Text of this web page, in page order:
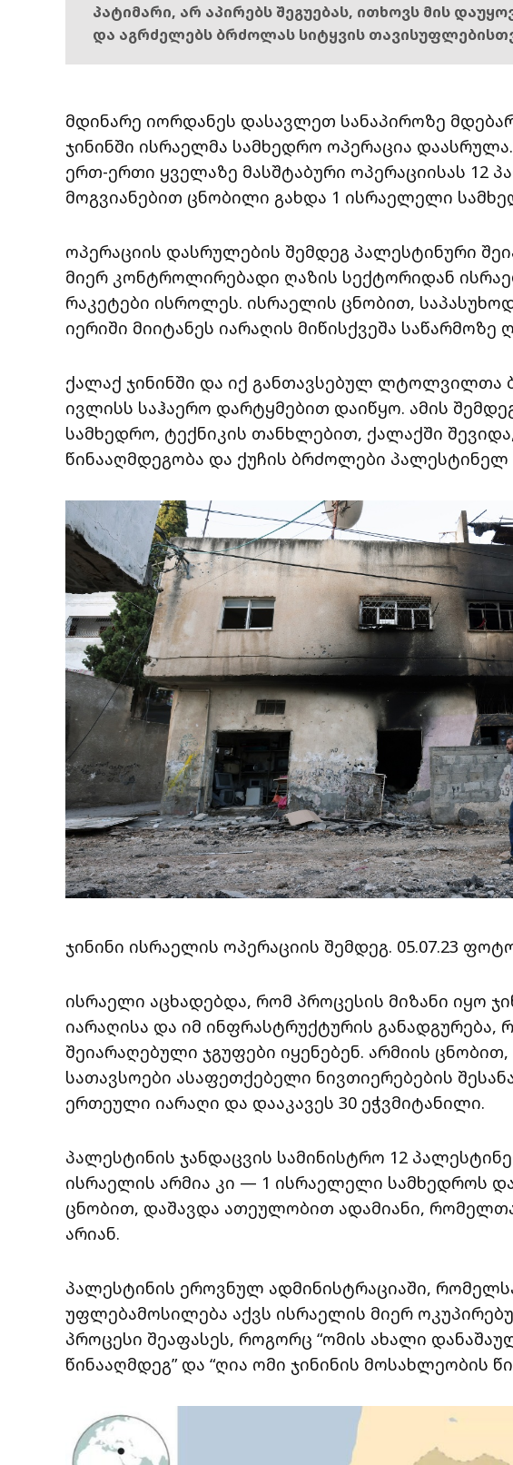
პატიმარი, არ აპირებს შეგუებას, ითხოვს მის
და აგრძელებს ბრძოლას სიტყვის
მდინარე იორდანეს დასავლეთ სანაპიროზე
ჯინინში ისრაელმა სამხედრო ოპერაცია
ერთ-ერთი ყველაზე მასშტაბური ოპერაციისას 12
მოგვიანებით ცნობილი გახდა 1 ისრაელელი
ოპერაციის დასრულების შემდეგ პალესტინური
მიერ კონტროლირებადი ღაზის სექტორიდან
რაკეტები ისროლეს. ისრაელის ცნობით,
იერიში მიიტანეს იარაღის მიწისქვეშა საწარმოზე
ქალაქ ჯინინში და იქ განთავსებულ ლტოლვილთა
ივლისს საჰაერო დარტყმებით დაიწყო. ამის
სამხედრო, ტექნიკის თანხლებით, ქალაქში
წინააღმდეგობა და ქუჩის ბრძოლები
ჯინინი ისრაელის ოპერაციის შემდეგ. 05.07.23
ისრაელი აცხადებდა, რომ პროცესის მიზანი იყო
იარაღისა და იმ ინფრასტრუქტურის
შეიარაღებული ჯგუფები იყენებენ. არმიის ცნობით,
სათავსოები ასაფეთქებელი ნივთიერებების
ერთეული იარაღი და დააკავეს 30 ეჭვმიტანილი.
პალესტინის ჯანდაცვის სამინისტრო 12
ისრაელის არმია კი — 1 ისრაელელი სამხედროს
ცნობით, დაშავდა ათეულობით ადამიანი,
არიან.
პალესტინის ეროვნულ ადმინისტრაციაში,
უფლებამოსილება აქვს ისრაელის მიერ
პროცესი შეაფასეს, როგორც “ომის ახალი
წინააღმდეგ” და “ღია ომი ჯინინის მოსახლეობის